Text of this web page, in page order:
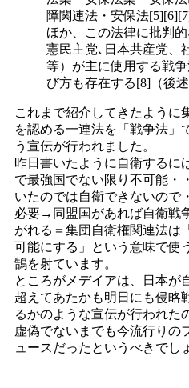
障関連法・安保法
ほか、この法律に批判
憲民主党､日本共産党、
等）が主に使用する戦
び方も存在する[8]（後述
これまで紹介してきたように
を認める一連法を「戦争法」
う宣伝が行われました。
昨日書いたように自衛するに
で最強国でない限り不可能・
いたのでは自衛できないので
必要→同盟国があれば自衛戦
がれる＝集団自衛権関連法は
可能にする」という意味で使
鵠を射ています。
ところがメデイアは、日本が
超えてあたかも明日にも侵略
るかのような宣伝が行われた
虚偽でないまでも今流行りの
ュースだったというべきでし